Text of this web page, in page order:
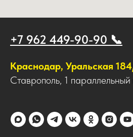
+7 962 449-90-90 📞
Краснодар, Уральская
Ставрополь, 1 параллельный